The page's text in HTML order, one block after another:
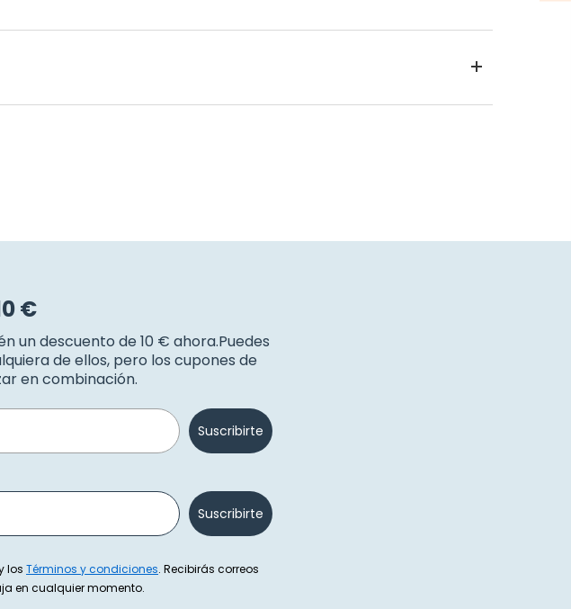
€
un descuento de 10 € ahora.Puedes
de ellos, pero los cupones de
en combinación.
Suscribirte
Suscribirte
los Términos y condiciones. Recibirás correos
en cualquier momento.